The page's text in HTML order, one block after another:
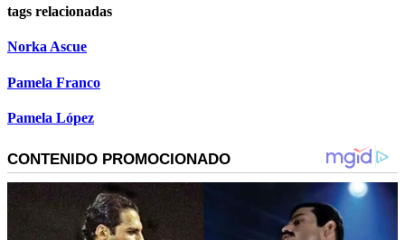
tags relacionadas
Norka Ascue
Pamela Franco
Pamela López